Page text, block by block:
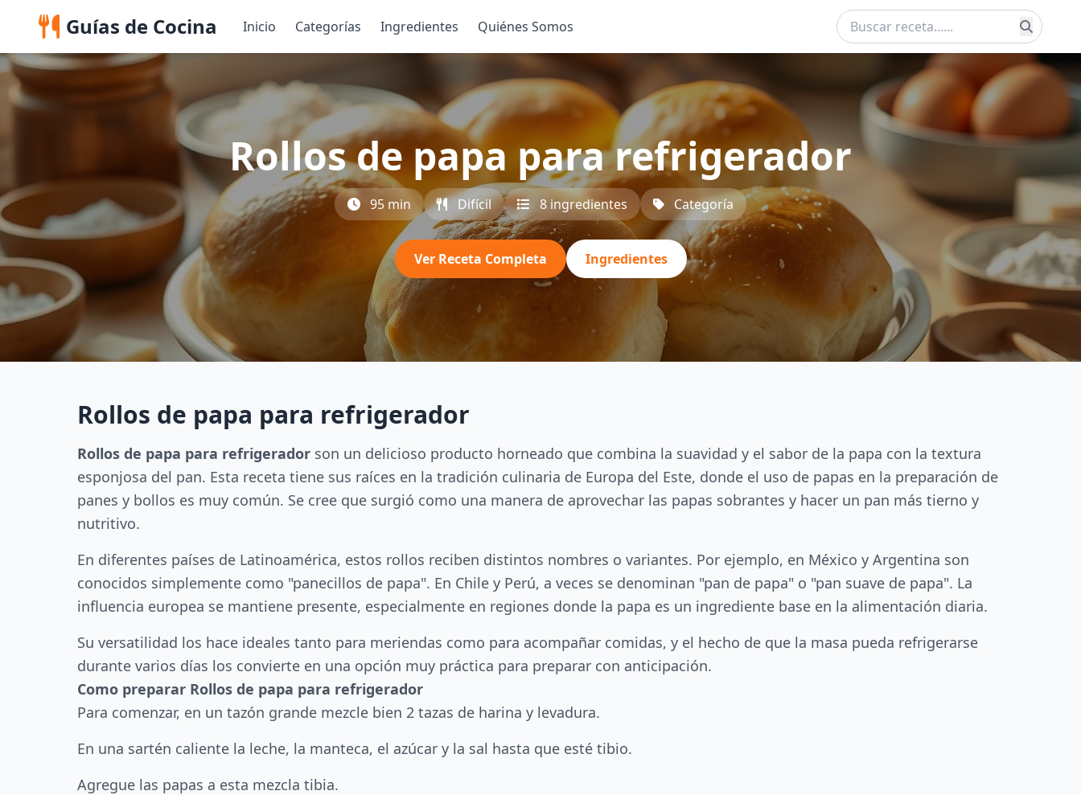
Guías de Cocina Inicio Categorías Ingredientes Quiénes Somos
Rollos de papa para refrigerador
95 min Difícil 8 ingredientes Categoría
Ver Receta Completa Ingredientes
Rollos de papa para refrigerador
Rollos de papa para refrigerador son un delicioso producto horneado que combina la suavidad y el sabor de la papa con la textura
esponjosa del pan. Esta receta tiene sus raíces en la tradición culinaria de Europa del Este, donde el uso de papas en la preparación de
panes y bollos es muy común. Se cree que surgió como una manera de aprovechar las papas sobrantes y hacer un pan más tierno y
nutritivo.
En diferentes países de Latinoamérica, estos rollos reciben distintos nombres o variantes. Por ejemplo, en México y Argentina son
conocidos simplemente como "panecillos de papa". En Chile y Perú, a veces se denominan "pan de papa" o "pan suave de papa". La
influencia europea se mantiene presente, especialmente en regiones donde la papa es un ingrediente base en la alimentación diaria.
Su versatilidad los hace ideales tanto para meriendas como para acompañar comidas, y el hecho de que la masa pueda refrigerarse
durante varios días los convierte en una opción muy práctica para preparar con anticipación.
Como preparar Rollos de papa para refrigerador
Para comenzar, en un tazón grande mezcle bien 2 tazas de harina y levadura.
En una sartén caliente la leche, la manteca, el azúcar y la sal hasta que esté tibio.
Agregue las papas a esta mezcla tibia.